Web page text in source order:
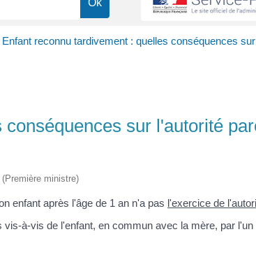
Enfant reconnu tardivement : quelles conséquences
sur l'autorité
ministre)
enfant après l'âge de 1 an n'a pas l'exercice de
à-vis de l'enfant, en commun avec la mère, par